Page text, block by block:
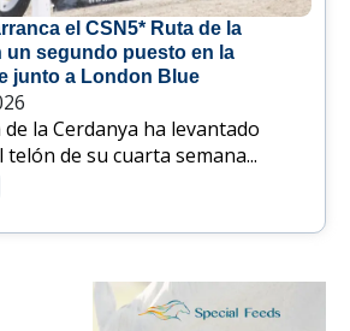
el CSN5* Ruta de la
un segundo puesto en la
junto a London Blue
de la Cerdanya ha levantado
de su cuarta semana...